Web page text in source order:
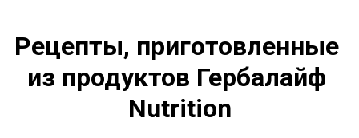
Рецепты, приготовленные
из продуктов Гербалайф
Nutrition